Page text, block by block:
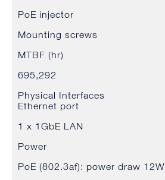
PoE injector
Mounting screws
MTBF (hr)
695,292
Physical Interfaces
Ethernet port
1 x 1GbE LAN
Power
PoE (802.3af): power draw 12W